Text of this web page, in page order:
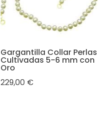
Gargantilla Collar Perlas
Cultivadas 5-6 mm con
Oro
229,00 €